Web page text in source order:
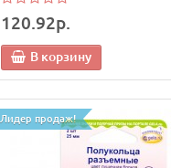
120.92р.
В корзину
Лидер продаж!